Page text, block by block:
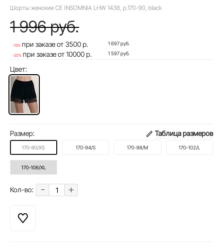
Шорты женские CE INSOMNIA LHW 1438, р.170-90, black
1 996 руб.
-15% при заказе от 3500 р. 1 697 руб.
-20% при заказе от 10000 р. 1 597 руб.
Цвет:
Размер: Таблица размеров
170-90/XS 170-94/S 170-98/M 170-102/L
170-106/XL
Кол-во: - +